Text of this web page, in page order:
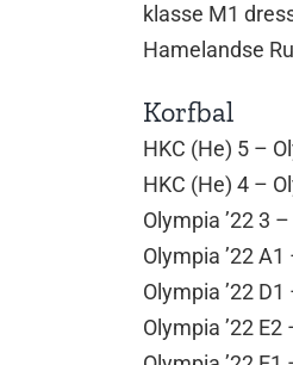
klasse M1
Hamelandse
Korfbal
HKC (He) 5 –
HKC (He) 4 –
Olympia ’22 3
Olympia ’22
Olympia ’22
Olympia ’22